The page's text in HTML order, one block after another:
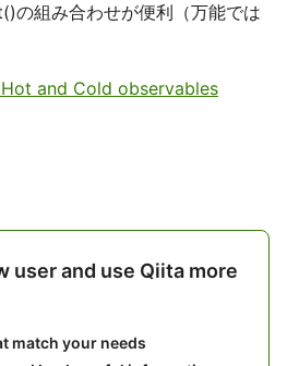
の組み合わせが便利（万能では
and Cold observables
user and use Qiita more
match your needs